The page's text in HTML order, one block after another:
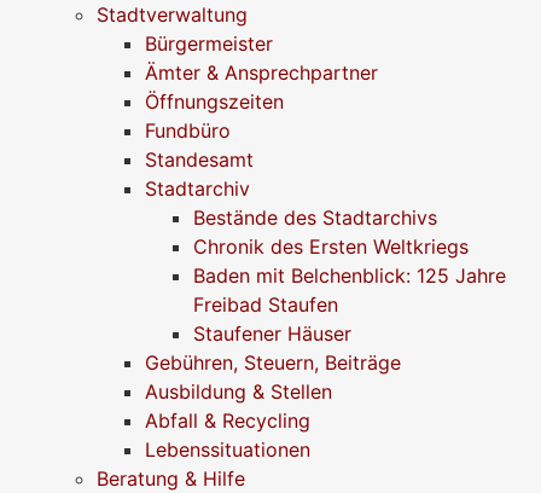
Stadtverwaltung
Bürgermeister
Ämter & Ansprechpartner
Öffnungszeiten
Fundbüro
Standesamt
Stadtarchiv
Bestände des Stadtarchivs
Chronik des Ersten Weltkriegs
Baden mit Belchenblick: 125 Jahre
Freibad Staufen
Staufener Häuser
Gebühren, Steuern, Beiträge
Ausbildung & Stellen
Abfall & Recycling
Lebenssituationen
Beratung & Hilfe